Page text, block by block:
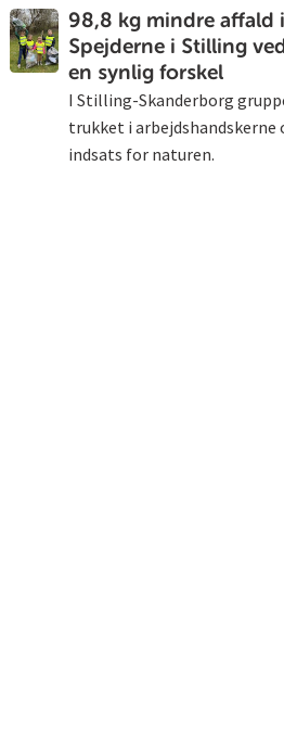
98,8 kg mindre affald
Spejderne i Stilling
en synlig forskel
I Stilling-Skanderborg
trukket i
indsats for naturen.